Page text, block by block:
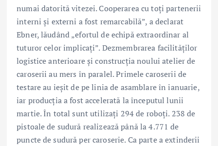
numai datorită vitezei. Cooperarea cu toţi partenerii
interni şi externi a fost remarcabilă”, a declarat
Ebner, lăudând „efortul de echipă extraordinar al
tuturor celor implicaţi”. Dezmembrarea facilităţilor
logistice anterioare şi construcţia noului atelier de
caroserii au mers în paralel. Primele caroserii de
testare au ieşit de pe linia de asamblare în ianuarie,
iar producţia a fost accelerată la începutul lunii
martie. În total sunt utilizaţi 294 de roboţi. 238 de
pistoale de sudură realizează până la 4.771 de
puncte de sudură per caroserie. Ca parte a extinderii